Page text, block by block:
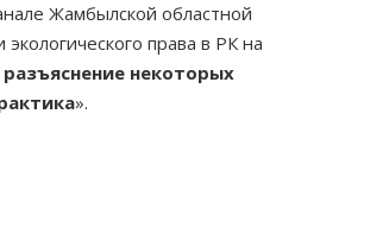
Жамбылской областной
права в РК на
некоторых
».